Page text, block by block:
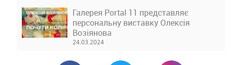
Галерея Portal 11 представляє
персональну виставку Олексія
Возіянова
24.03.2024